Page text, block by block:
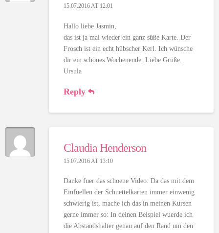
15.07.2016 AT 12:01
Hallo liebe Jasmin,
das ist ja mal wieder ein ganz süße Karte. Der
Frosch ist ein echt hübscher Kerl. Ich wünsche
dir ein schönes Wochenende. Liebe Grüße.
Ursula
Reply
Claudia Henderson
15.07.2016 AT 13:10
Danke fuer das schoene Video. Da das mit dem
Einfuellen der Schuettelkarten immer einwenig
schwierig ist, mache ich das in meinen Kursen
gerne immer so: In deinen Beispiel wuerde ich
die Abstandshalter genau auf den Rand um den